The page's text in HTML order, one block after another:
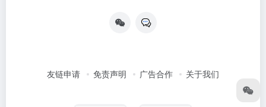
友链申请 免责声明 广告合作 关于我们